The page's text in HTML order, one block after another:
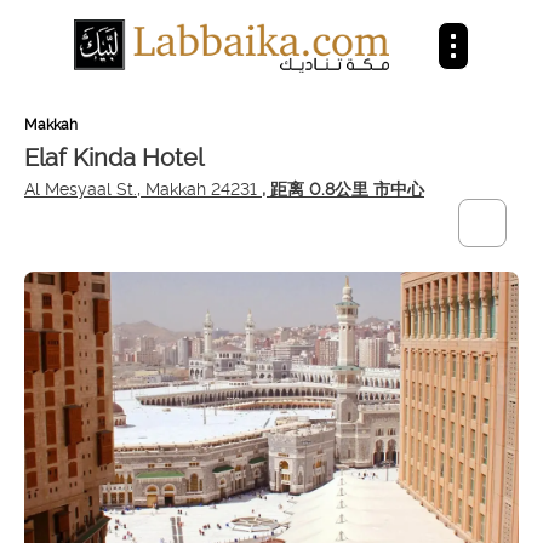
Makkah
Elaf Kinda Hotel
Al Mesyaal St., Makkah 24231 , 距离 0.8公里 市中心